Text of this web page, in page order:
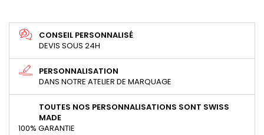
CONSEIL PERSONNALISÉ
DEVIS SOUS 24H
PERSONNALISATION
DANS NOTRE ATELIER DE MARQUAGE
TOUTES NOS PERSONNALISATIONS SONT SWISS
MADE
100% GARANTIE